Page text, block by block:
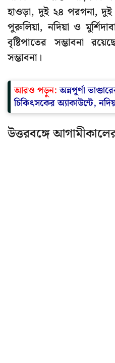
হাওড়া, দুই ২৪ পরগনা,
পুরুলিয়া, নদিয়া ও
বৃষ্টিপাতের সম্ভাবনা
সম্ভাবনা।
আরও পড়ুন:অন্নপূর্ণা
চিকিৎসকের অ্যাকাউন্টে,
উত্তরবঙ্গে